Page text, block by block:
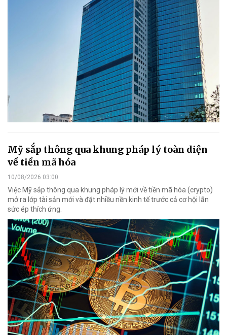
Mỹ sắp thông qua khung pháp lý toàn diện
về tiền mã hóa
10/08/2026 03:00
Việc Mỹ sắp thông qua khung pháp lý mới về tiền mã hóa (crypto)
mở ra lớp tài sản mới và đặt nhiều nền kinh tế trước cả cơ hội lẫn
sức ép thích ứng.